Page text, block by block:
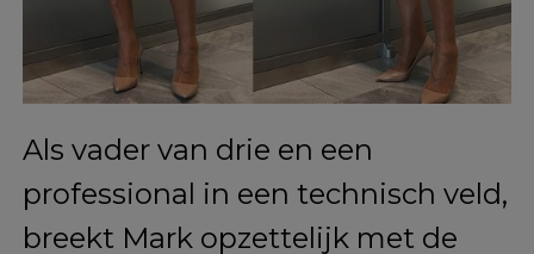
Als vader van drie en een
professional in een technisch veld,